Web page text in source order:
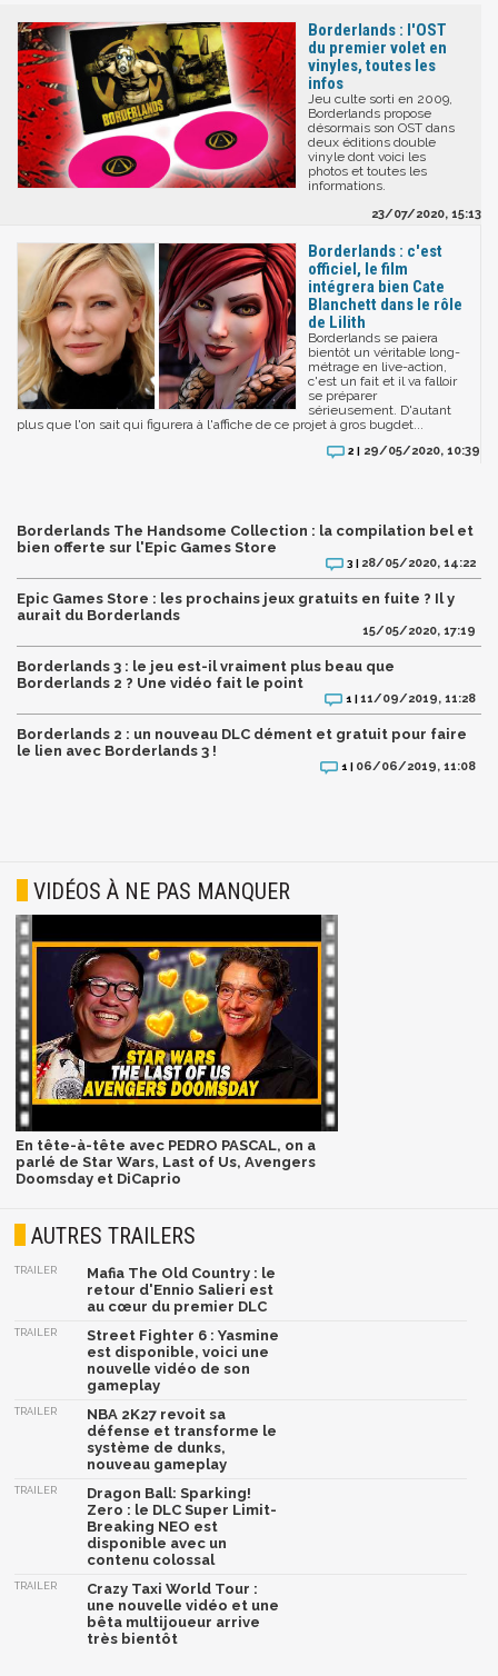
Borderlands : l'OST
du premier volet en
vinyles, toutes les
infos
Jeu culte sorti en 2009,
Borderlands propose
désormais son OST dans
deux éditions double
vinyle dont voici les
photos et toutes les
informations.
23/07/2020, 15:13
Borderlands : c'est
officiel, le film
intégrera bien Cate
Blanchett dans le rôle
de Lilith
Borderlands se paiera
bientôt un véritable long-
métrage en live-action,
c'est un fait et il va falloir
se préparer
sérieusement. D'autant
plus que l'on sait qui figurera à l'affiche de ce projet à gros bugdet...
2 | 29/05/2020, 10:39
Borderlands The Handsome Collection : la compilation bel et
bien offerte sur l'Epic Games Store
3 | 28/05/2020, 14:22
Epic Games Store : les prochains jeux gratuits en fuite ? Il y
aurait du Borderlands
15/05/2020, 17:19
Borderlands 3 : le jeu est-il vraiment plus beau que
Borderlands 2 ? Une vidéo fait le point
1 |11/09/2019, 11:28
Borderlands 2 : un nouveau DLC dément et gratuit pour faire
le lien avec Borderlands 3 !
1 | 06/06/2019, 11:08
VIDÉOS À NE PAS MANQUER
En tête-à-tête avec PEDRO PASCAL, on a
parlé de Star Wars, Last of Us, Avengers
Doomsday et DiCaprio
AUTRES TRAILERS
TRAILER
Mafia The Old Country : le
retour d'Ennio Salieri est
au cœur du premier DLC
TRAILER
Street Fighter 6 : Yasmine
est disponible, voici une
nouvelle vidéo de son
gameplay
TRAILER
NBA 2K27 revoit sa
défense et transforme le
système de dunks,
nouveau gameplay
TRAILER
Dragon Ball: Sparking!
Zero : le DLC Super Limit-
Breaking NEO est
disponible avec un
contenu colossal
TRAILER
Crazy Taxi World Tour :
une nouvelle vidéo et une
bêta multijoueur arrive
très bientôt